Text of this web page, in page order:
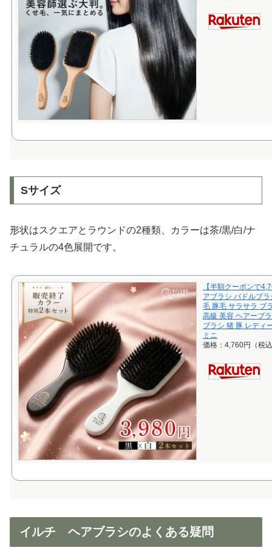
Sサイズ
形状はスクエアとラウンドの2種類、カラーは茶/黒/白/ナ
チュラルの4色展開です。
【半額クーポンで
アブラシ パドルブ
毛 豚毛 サラサラ ブ
高級 美容 ヘアーブ
ブラシ 猪 豚 レディ
ミニ
価格：4,760円（税
イルチ ヘアブラシのよくある疑問